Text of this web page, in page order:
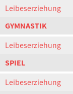
Leibeserziehung
GYMNASTIK
Leibeserziehung
SPIEL
Leibeserziehung